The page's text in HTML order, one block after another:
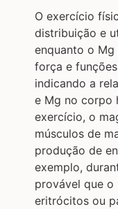
O exercício
distribuição e
enquanto o
força e
indicando a
e Mg no corpo
exercício, o
músculos de
produção de
exemplo,
provável que o
eritrócitos ou